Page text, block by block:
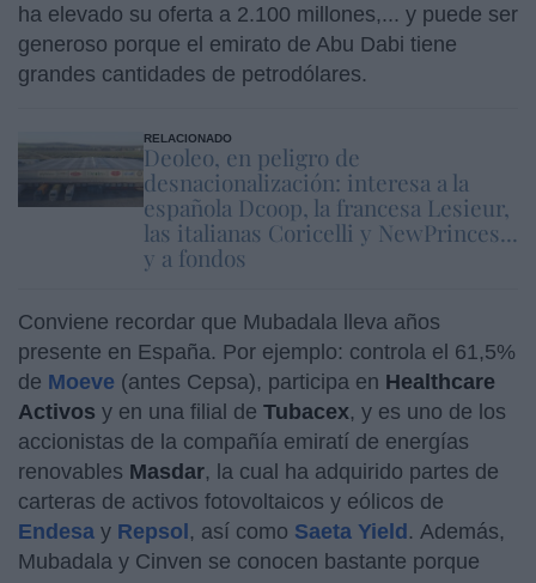
ha elevado su oferta a 2.100 millones,... y puede ser
generoso porque el emirato de Abu Dabi tiene
grandes cantidades de petrodólares.
RELACIONADO
Deoleo, en peligro de
desnacionalización: interesa a la
española Dcoop, la francesa Lesieur,
las italianas Coricelli y NewPrinces...
y a fondos
Conviene recordar que Mubadala lleva años
presente en España. Por ejemplo: controla el 61,5%
de Moeve (antes Cepsa), participa en Healthcare
Activos y en una filial de Tubacex, y es uno de los
accionistas de la compañía emiratí de energías
renovables Masdar, la cual ha adquirido partes de
carteras de activos fotovoltaicos y eólicos de
Endesa y Repsol, así como Saeta Yield. Además,
Mubadala y Cinven se conocen bastante porque